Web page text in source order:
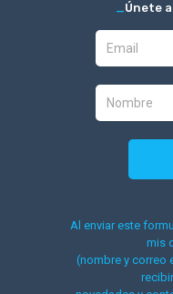
_Únete
Al enviar este
mis
(nombre y correo